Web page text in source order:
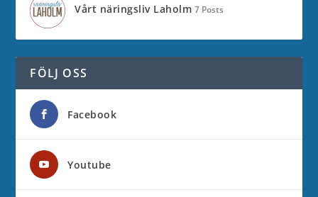
Vårt näringsliv Laholm 7 Posts
FÖLJ OSS
Facebook
Youtube